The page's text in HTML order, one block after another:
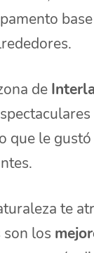
de
que le
te
los